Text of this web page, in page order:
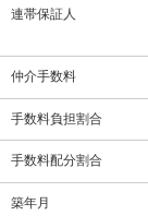
連帯保証人
仲介手数料
手数料負担割合
手数料配分割合
築年月